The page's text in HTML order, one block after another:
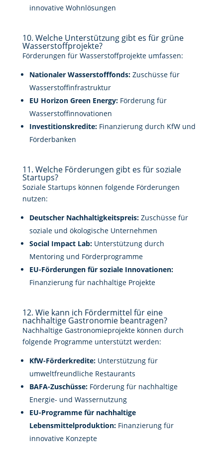
innovative Wohnlösungen
10. Welche Unterstützung gibt es für grüne
Wasserstoffprojekte?
Förderungen für Wasserstoffprojekte umfassen:
Nationaler Wasserstofffonds:Zuschüsse für
Wasserstoffinfrastruktur
EU Horizon Green Energy:Förderung für
Wasserstoffinnovationen
Investitionskredite:Finanzierung durch KfW und
Förderbanken
11. Welche Förderungen gibt es für soziale
Startups?
Soziale Startups können folgende Förderungen
nutzen:
Deutscher Nachhaltigkeitspreis:Zuschüsse für
soziale und ökologische Unternehmen
Social Impact Lab:Unterstützung durch
Mentoring und Förderprogramme
EU-Förderungen für soziale Innovationen:
Finanzierung für nachhaltige Projekte
12. Wie kann ich Fördermittel für eine
nachhaltige Gastronomie beantragen?
Nachhaltige Gastronomieprojekte können durch
folgende Programme unterstützt werden:
KfW-Förderkredite:Unterstützung für
umweltfreundliche Restaurants
BAFA-Zuschüsse:Förderung für nachhaltige
Energie- und Wassernutzung
EU-Programme für nachhaltige
Lebensmittelproduktion:Finanzierung für
innovative Konzepte